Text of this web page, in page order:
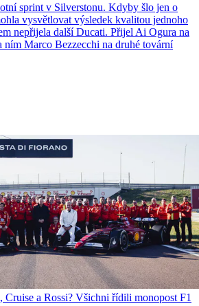
sprint v Silverstonu. Kdyby šlo jen o
vysvětlovat výsledek kvalitou jednoho
nepřijela další Ducati. Přijel Ai Ogura na
Marco Bezzecchi na druhé tovární
Cruise a Rossi? Všichni řídili monopost F1